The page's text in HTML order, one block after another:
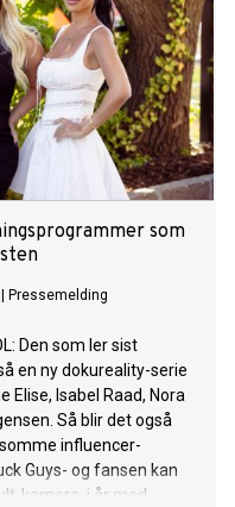
som
Pressemelding
Den som ler sist
en ny dokureality-serie
Elise, Isabel Raad, Nora
Så blir det også
influencer-
Guys- og fansen kan
kamera, i år med